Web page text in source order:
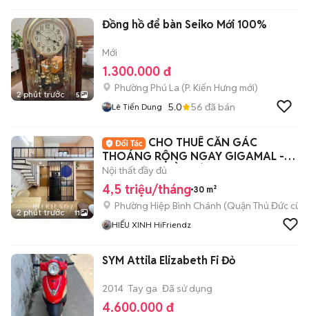
2 phút trước 5
Đồng hồ để bàn Seiko Mới 100%
Mới
1.300.000 đ
Phường Phú La (P. Kiến Hưng mới)
Lê Tiến Dung 5.0 56 đã bán
2 phút trước 11
CHO THUÊ CĂN GÁC
THOÁNG RỘNG NGAY GIGAMAL -
TIỆN Di CHUYỂN CÁC QUẬN
Nội thất đầy đủ
4,5 triệu/tháng 30 m²
Phường Hiệp Bình Chánh (Quận Thủ Đức cũ)
HIẾU XINH HiFriendz
SYM Attila Elizabeth Fi Đỏ
2014 Tay ga Đã sử dụng
4.600.000 đ